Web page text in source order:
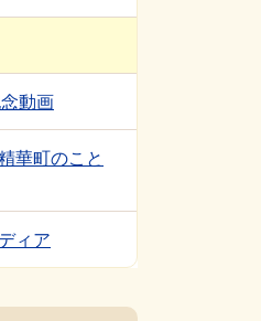
動画
華町のこと
ィア